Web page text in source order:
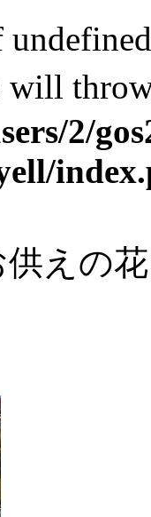
2/
えの花